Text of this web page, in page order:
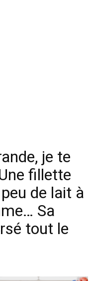
je te
fillette
de lait à
Sa
tout le